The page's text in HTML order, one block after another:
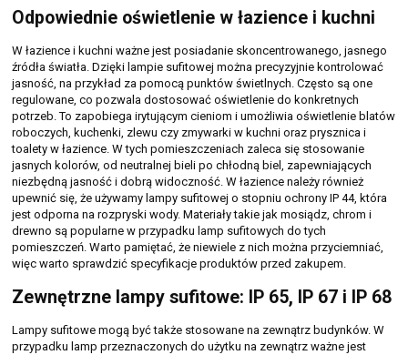
Odpowiednie oświetlenie w łazience i kuchni
W łazience i kuchni ważne jest posiadanie skoncentrowanego, jasnego
źródła światła. Dzięki lampie sufitowej można precyzyjnie kontrolować
jasność, na przykład za pomocą punktów świetlnych. Często są one
regulowane, co pozwala dostosować oświetlenie do konkretnych
potrzeb. To zapobiega irytującym cieniom i umożliwia oświetlenie blatów
roboczych, kuchenki, zlewu czy zmywarki w kuchni oraz prysznica i
toalety w łazience. W tych pomieszczeniach zaleca się stosowanie
jasnych kolorów, od neutralnej bieli po chłodną biel, zapewniających
niezbędną jasność i dobrą widoczność. W łazience należy również
upewnić się, że używamy lampy sufitowej o stopniu ochrony IP 44, która
jest odporna na rozpryski wody. Materiały takie jak mosiądz, chrom i
drewno są popularne w przypadku lamp sufitowych do tych
pomieszczeń. Warto pamiętać, że niewiele z nich można przyciemniać,
więc warto sprawdzić specyfikacje produktów przed zakupem.
Zewnętrzne lampy sufitowe: IP 65, IP 67 i IP 68
Lampy sufitowe mogą być także stosowane na zewnątrz budynków. W
przypadku lamp przeznaczonych do użytku na zewnątrz ważne jest